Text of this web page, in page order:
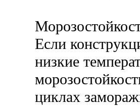
Если
низкие
циклах